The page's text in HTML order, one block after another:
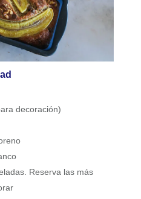
decoración)
Reserva las más